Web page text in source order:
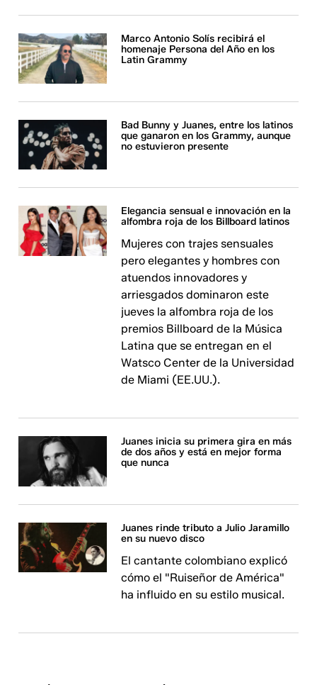
Marco Antonio Solís recibirá el
homenaje Persona del Año en los
Latin Grammy
Bad Bunny y Juanes, entre los latinos
que ganaron en los Grammy, aunque
no estuvieron presente
Elegancia sensual e innovación en la
alfombra roja de los Billboard latinos
Mujeres con trajes sensuales
pero elegantes y hombres con
atuendos innovadores y
arriesgados dominaron este
jueves la alfombra roja de los
premios Billboard de la Música
Latina que se entregan en el
Watsco Center de la Universidad
de Miami (EE.UU.).
Juanes inicia su primera gira en más
de dos años y está en mejor forma
que nunca
Juanes rinde tributo a Julio Jaramillo
en su nuevo disco
El cantante colombiano explicó
cómo el "Ruiseñor de América"
ha influido en su estilo musical.